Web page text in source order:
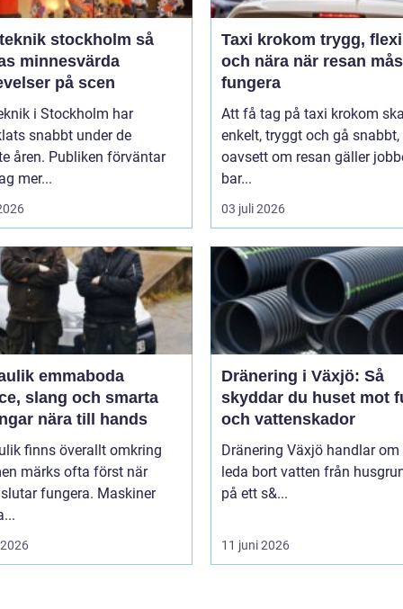
stockholm så
minnesvärda
på scen
i Stockholm har
snabbt under de
åren. Publiken förväntar
mer...
Taxi krokom trygg, flexibel
och nära när resan
fungera
Att få tag på taxi krokom
enkelt, tryggt och gå snabbt,
oavsett om resan gäller
bar...
03 juli 2026
emmaboda
slang och smarta
nära till hands
finns överallt omkring
märks ofta först när
fungera. Maskiner
Dränering i Växjö: Så
skyddar du huset mot
och vattenskador
Dränering Växjö handlar
leda bort vatten från
på ett s&...
11 juni 2026